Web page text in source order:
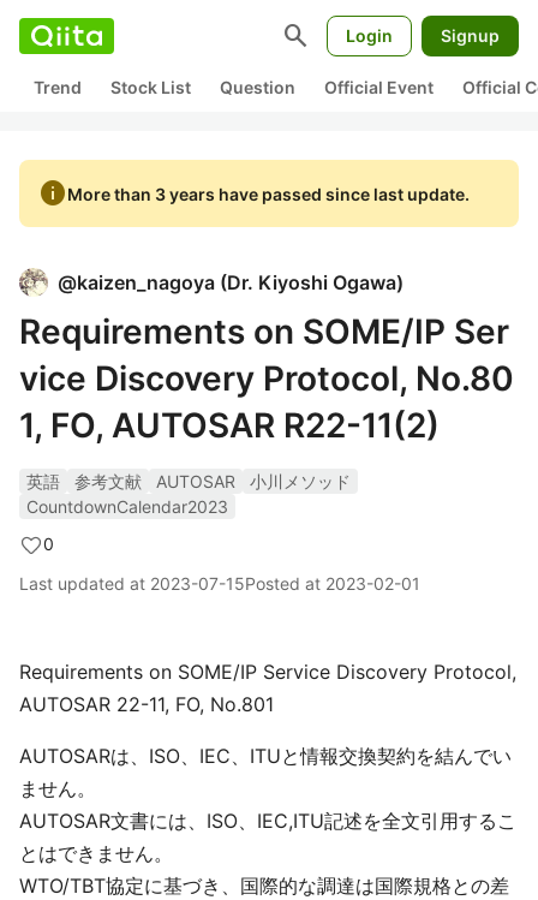
search Login Signup
Trend Stock List Question Official Event Official
infoMore than 3 years have passed since last update.
@kaizen_nagoya (Dr. Kiyoshi Ogawa)
Requirements on SOME/IP Ser
vice Discovery Protocol, No.80
1, FO, AUTOSAR R22-11(2)
英語 参考文献 AUTOSAR
小川メソッド
CountdownCalendar2023
0
Last updated at 2023-07-15Posted at 2023-02-01
Requirements on SOME/IP Service Discovery Protocol,
AUTOSAR 22-11, FO, No.801
AUTOSARは、ISO、IEC、ITUと情報交換契約を結んでい
ません。
AUTOSAR文書には、ISO、IEC,ITU記述を全文引用するこ
とはできません。
WTO/TBT協定に基づき、国際的な調達は国際規格との差